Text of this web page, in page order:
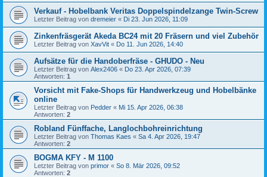
Verkauf - Hobelbank Veritas Doppelspindelzange Twin-Screw
Letzter Beitrag von dremeier « Di 23. Jun 2026, 11:09
Zinkenfräsgerät Akeda BC24 mit 20 Fräsern und viel Zubehör
Letzter Beitrag von XavVit « Do 11. Jun 2026, 14:40
Aufsätze für die Handoberfräse - GHUDO - Neu
Letzter Beitrag von Alex2406 « Do 23. Apr 2026, 07:39
Antworten: 1
Vorsicht mit Fake-Shops für Handwerkzeug und Hobelbänke
online
Letzter Beitrag von Pedder « Mi 15. Apr 2026, 06:38
Antworten: 2
Robland Fünffache, Langlochbohreinrichtung
Letzter Beitrag von Thomas Kaes « Sa 4. Apr 2026, 19:47
Antworten: 2
BOGMA KFY - M 1100
Letzter Beitrag von primor « So 8. Mär 2026, 09:52
Antworten: 2